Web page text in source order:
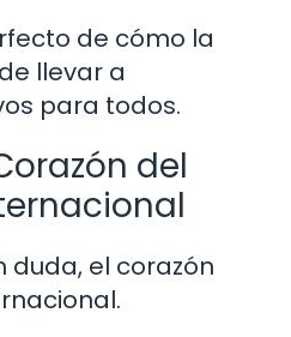
de cómo la
llevar a
para todos.
del
duda, el corazón